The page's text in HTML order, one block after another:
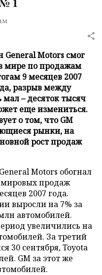
1
General Motors смог
мире по продажам
9 месяцев 2007
разрыв между
– десяток тысяч
еще измениться.
о том, что GM
рынки, на
рост продаж
Motors обогнал
мировых продаж
2007 года.
выросли на 7% за
автомобилей.
увеличились на
За третий
30 сентября, Toyota
GM за этот же